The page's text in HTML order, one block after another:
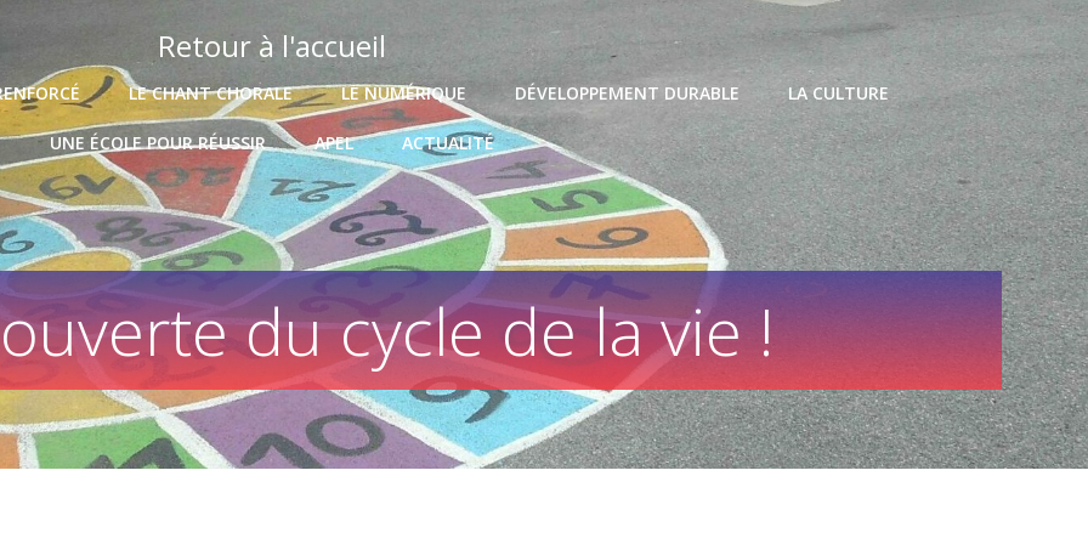
Retour à l'accueil
LE CHANT CHORALE LE NUMÉRIQUE DÉVELOPPEMENT DURABLE LA CULTURE
UNE ÉCOLE POUR RÉUSSIR APEL ACTUALITÉ
du cycle de la vie !